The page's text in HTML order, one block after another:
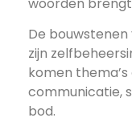
De
zijn
komen
communicatie,
bod.